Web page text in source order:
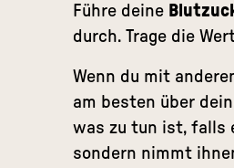
Führe deine
durch. Trage die
Wenn du mit
am besten über
was zu tun ist, falls
sondern nimmt